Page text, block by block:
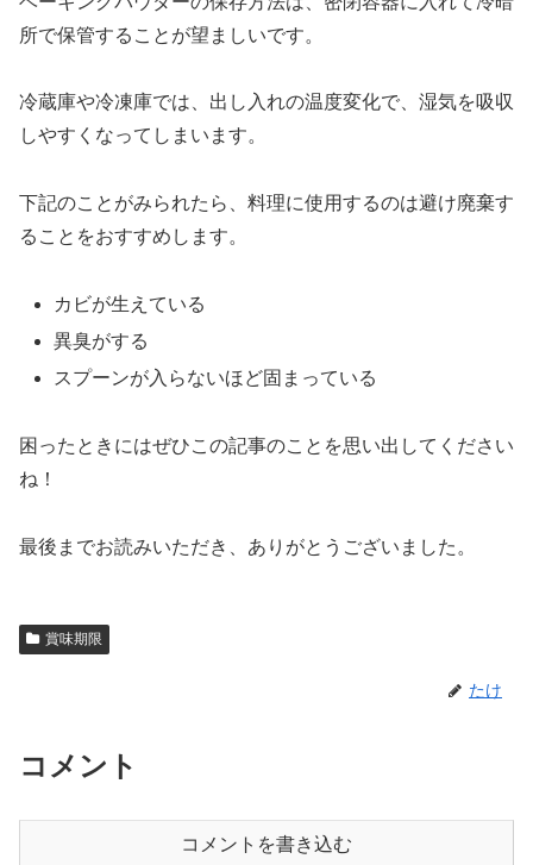
所で保管することが望ましいです。
冷蔵庫や冷凍庫では、出し入れの温度変化で、湿気を吸収
しやすくなってしまいます。
下記のことがみられたら、料理に使用するのは避け廃棄す
ることをおすすめします。
カビが生えている
異臭がする
スプーンが入らないほど固まっている
困ったときにはぜひこの記事のことを思い出してください
ね！
最後までお読みいただき、ありがとうございました。
賞味期限
たけ
コメント
コメントを書き込む